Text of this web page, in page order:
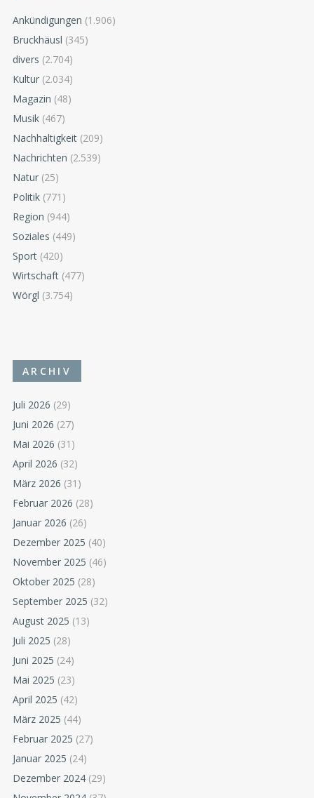
Ankündigungen (1.906)
Bruckhäusl (345)
divers (2.704)
Kultur (2.034)
Magazin (48)
Musik (467)
Nachhaltigkeit (209)
Nachrichten (2.539)
Natur (25)
Politik (771)
Region (944)
Soziales (449)
Sport (420)
Wirtschaft (477)
Wörgl (3.754)
ARCHIV
Juli 2026 (29)
Juni 2026 (27)
Mai 2026 (31)
April 2026 (32)
März 2026 (31)
Februar 2026 (28)
Januar 2026 (26)
Dezember 2025 (40)
November 2025 (46)
Oktober 2025 (28)
September 2025 (32)
August 2025 (13)
Juli 2025 (28)
Juni 2025 (24)
Mai 2025 (23)
April 2025 (42)
März 2025 (44)
Februar 2025 (27)
Januar 2025 (24)
Dezember 2024 (29)